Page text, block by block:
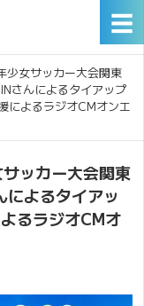
☰
女サッカー大会関東
さんによるタイアップ
によるラジオCMオンエ
ッカー大会関東
よるタイアッ
るラジオCMオ